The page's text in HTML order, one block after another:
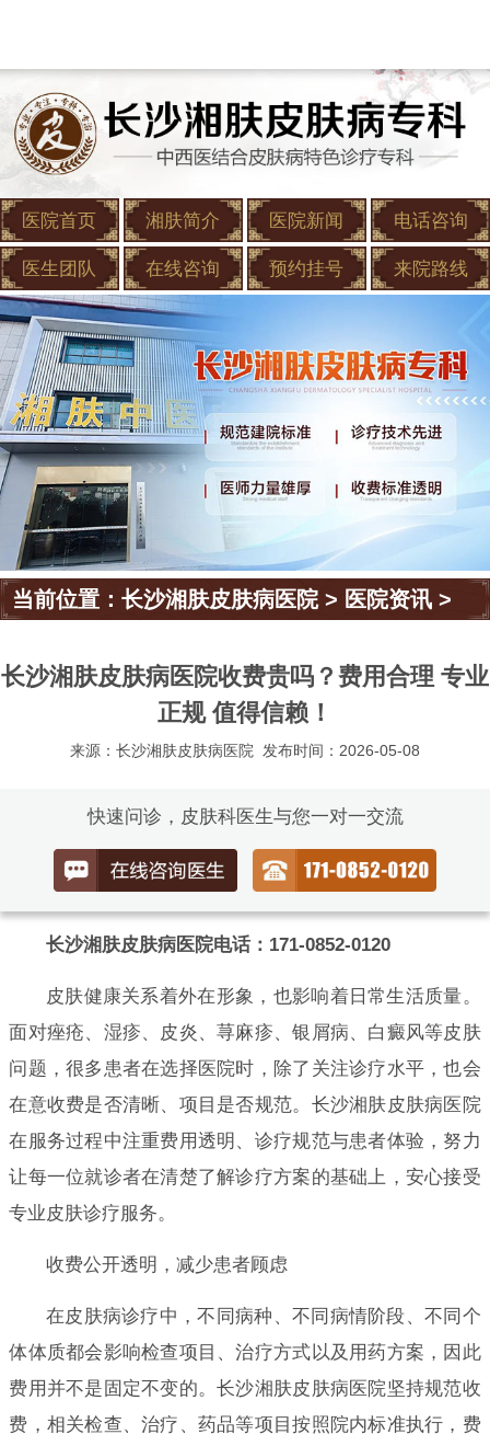
医院首页 湘肤简介 医院新闻 电话咨询
医生团队 在线咨询 预约挂号 来院路线
当前位置：长沙湘肤皮肤病医院> 医院资讯 >
长沙湘肤皮肤病医院收费贵吗？费用合理 专业
正规 值得信赖！
来源：长沙湘肤皮肤病医院 发布时间：2026-05-08
快速问诊，皮肤科医生与您一对一交流
长沙湘肤皮肤病医院电话：171-0852-0120
皮肤健康关系着外在形象，也影响着日常生活质量。
面对痤疮、湿疹、皮炎、荨麻疹、银屑病、白癜风等皮肤
问题，很多患者在选择医院时，除了关注诊疗水平，也会
在意收费是否清晰、项目是否规范。长沙湘肤皮肤病医院
在服务过程中注重费用透明、诊疗规范与患者体验，努力
让每一位就诊者在清楚了解诊疗方案的基础上，安心接受
专业皮肤诊疗服务。
收费公开透明，减少患者顾虑
在皮肤病诊疗中，不同病种、不同病情阶段、不同个
体体质都会影响检查项目、治疗方式以及用药方案，因此
费用并不是固定不变的。长沙湘肤皮肤病医院坚持规范收
费，相关检查、治疗、药品等项目按照院内标准执行，费